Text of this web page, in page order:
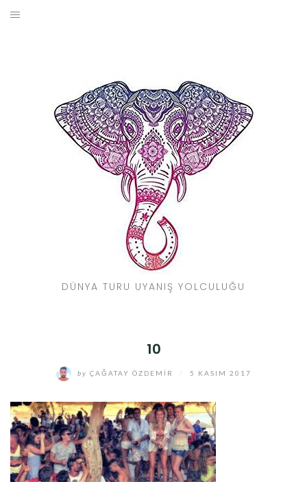
Skip
DÜNYA TURU UYANIŞ YOLCULUĞU
10
by ÇAĞATAY ÖZDEMIR 5 KASIM 2017
SEYAHAT REHBERI